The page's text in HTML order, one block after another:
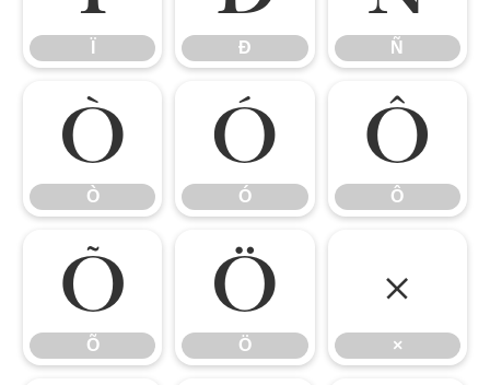
Ð Ñ
Ò
Ò
Ó
Ó
Ô
Ô
Õ
Õ
Ö
Ö
×
×